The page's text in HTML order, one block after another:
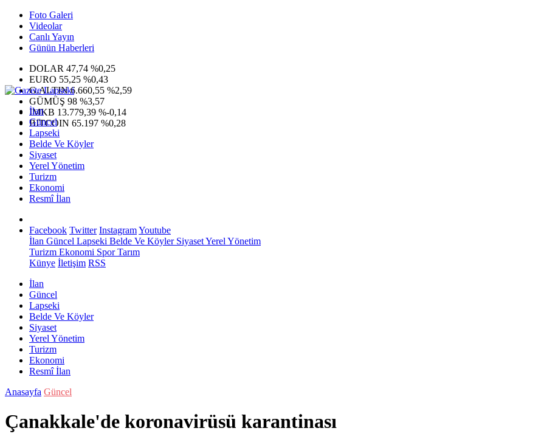
Foto Galeri
Videolar
Canlı Yayın
Günün Haberleri
DOLAR 47,74 %0,25
EURO 55,25 %0,43
G.ALTIN6.660,55 %2,59
GÜMÜŞ 98 %3,57
IMKB 13.779,39 %-0,14
BITCOIN 65.197 %0,28
İlan
Güncel
Lapseki
Belde Ve Köyler
Siyaset
Yerel Yönetim
Turizm
Ekonomi
Resmî İlan
Facebook Twitter InstagramYoutube
İlan Güncel Lapseki Belde Ve KöylerSiyasetYerel Yönetim
Turizm Ekonomi SporTarım
Künye İletişim RSS
İlan
Güncel
Lapseki
Belde Ve Köyler
Siyaset
Yerel Yönetim
Turizm
Ekonomi
Resmî İlan
Anasayfa Güncel
Çanakkale'de koronavirüsü karantinası